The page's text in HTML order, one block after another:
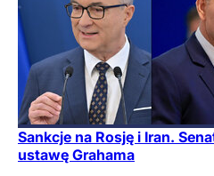
Sankcje na Rosję i Iran.
ustawę Grahama